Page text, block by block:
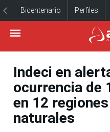
Bicentenario Perfiles
Indeci en
ocurrencia de
en 12
naturales